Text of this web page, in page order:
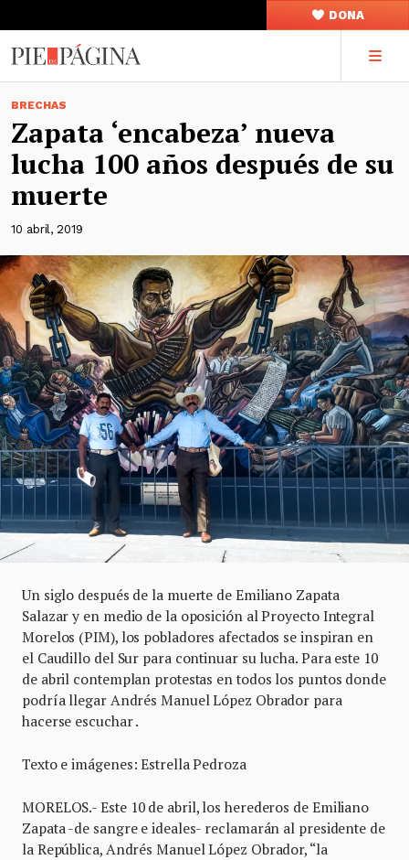
DONA
BRECHAS
Zapata ‘encabeza’ nueva
lucha 100 años después de su
muerte
10 abril, 2019
Un siglo después de la muerte de Emiliano Zapata
Salazar y en medio de la oposición al Proyecto Integral
Morelos (PIM), los pobladores afectados se inspiran en
el Caudillo del Sur para continuar su lucha. Para este 10
de abril contemplan protestas en todos los puntos donde
podría llegar Andrés Manuel López Obrador para
hacerse escuchar .
Texto e imágenes: Estrella Pedroza
MORELOS.- Este 10 de abril, los herederos de Emiliano
Zapata -de sangre e ideales- reclamarán al presidente de
la República, Andrés Manuel López Obrador, “la